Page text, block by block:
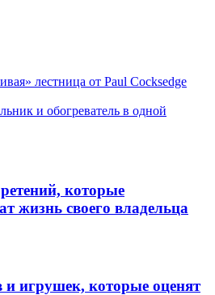
лестница от Paul Cocksedge
и обогреватель в одной
которые
жизнь своего владельца
и игрушек, которые оценят